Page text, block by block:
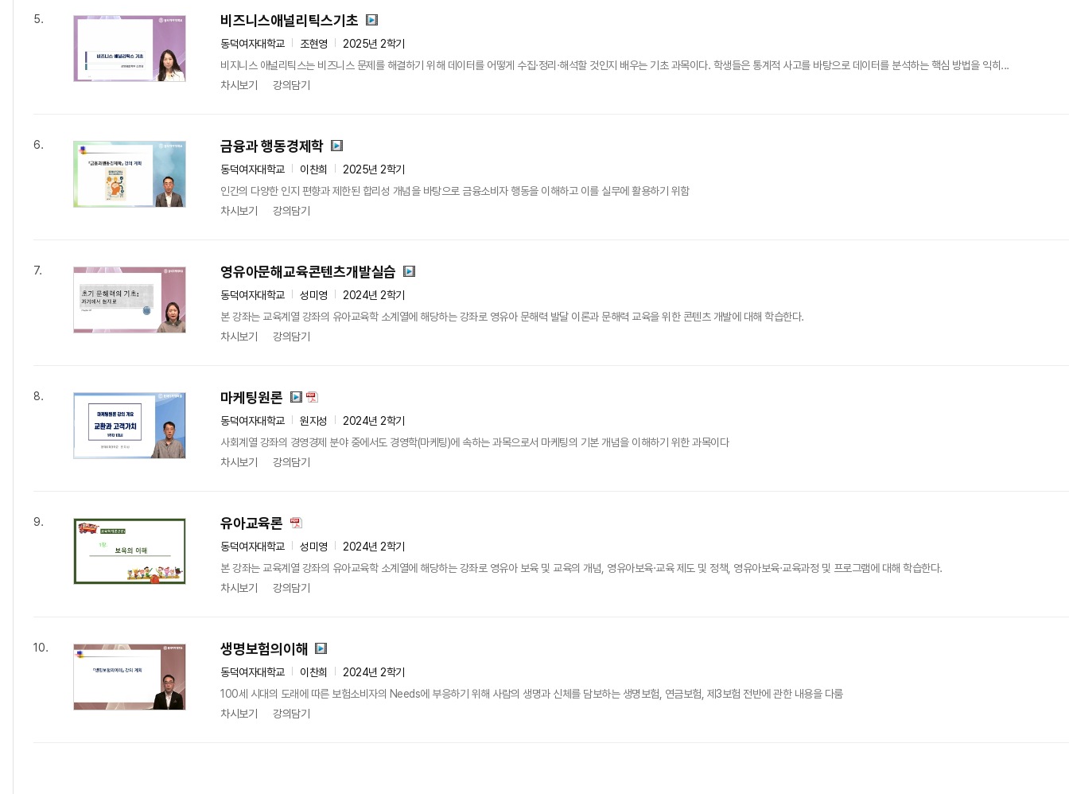
5. 비즈니스애널리틱스기초
동덕여자대학교 조현영
2025년 2학기
비지니스 애널리틱스는 비즈니스 문제를 해결하기 위해 데이터를 어떻게 수집·정리·해석할 것인지 배우는 기초 과목이다. 학생들은 통계적 사고를 바탕으로 데이터를 분석하는 핵심 방법을 익히...
차시보기
강의담기
6. 금융과 행동경제학
동덕여자대학교 이찬희
2025년 2학기
인간의 다양한 인지 편향과 제한된 합리성 개념을 바탕으로 금융소비자 행동을 이해하고 이를 실무에 활용하기 위함
차시보기
강의담기
7. 영유아문해교육콘텐츠개발실습
동덕여자대학교 성미영
2024년 2학기
본 강좌는 교육계열 강좌의 유아교육학 소계열에 해당하는 강좌로 영유아 문해력 발달 이론과 문해력 교육을 위한 콘텐츠 개발에 대해 학습한다.
차시보기
강의담기
8. 마케팅원론
동덕여자대학교 원지성
2024년 2학기
사회계열 강좌의 경영경제 분야 중에서도 경영학(마케팅)에 속하는 과목으로서 마케팅의 기본 개념을 이해하기 위한 과목이다
차시보기
강의담기
9. 유아교육론
동덕여자대학교 성미영
2024년 2학기
본 강좌는 교육계열 강좌의 유아교육학 소계열에 해당하는 강좌로 영유아 보육 및 교육의 개념, 영유아보육·교육 제도 및 정책, 영유아보육·교육과정 및 프로그램에 대해 학습한다.
차시보기
강의담기
10. 생명보험의이해
동덕여자대학교 이찬희
2024년 2학기
100세 시대의 도래에 따른 보험소비자의 Needs에 부응하기 위해 사람의 생명과 신체를 담보하는 생명보험, 연금보험, 제3보험 전반에 관한 내용을 다룸
차시보기
강의담기